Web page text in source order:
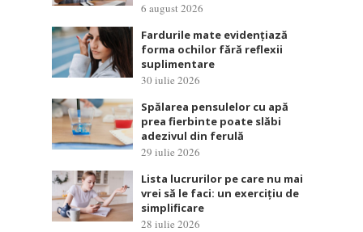
6 august 2026
Fardurile mate evidențiază
forma ochilor fără reflexii
suplimentare
30 iulie 2026
Spălarea pensulelor cu apă
prea fierbinte poate slăbi
adezivul din ferulă
29 iulie 2026
Lista lucrurilor pe care nu mai
vrei să le faci: un exercițiu de
simplificare
28 iulie 2026